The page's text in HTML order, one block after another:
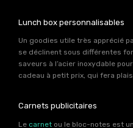
Lunch box personnalisables
Un goodies utile très apprécié
se déclinent sous différentes
saveurs à l’acier inoxydable
cadeau à petit prix, qui fera
Carnets publicitaires
Le carnet ou le bloc-notes est